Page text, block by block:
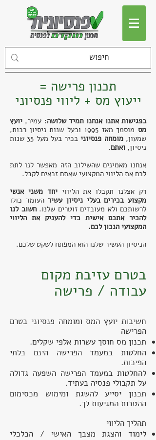
תכנון פרישה =
ייעוץ מס + ליווי פנסיוני
בפגישות אתנו אנחנו תמיד שלושה: עמיר, יועץ
מסמוסמך מאז 1995 ו
בעל שנות ניסיון רבות,
שמעון,מומחה פנסיוני
בכיר בעל מעל 35 שנות
ניסיון, ואתם.
אנחנו מאמינים שהשילוב הזה מאפשר לנו לתת
לכם את הליווי המקצועי שאתם זכאים לקבל.
רק אצלנו תקבלו את הליווייחד משני אנשי
מקצוע בכירים בעלי ניסיון עשיר העומד כולו
לרשותכם ולא מעובדים זוטרים שלנו.חשוב לנו
להכיר אתכם אישית כדי להעניק את הליווי
המקצועי הנכון לכם.
הניסיון העשיר שלנו הוא המפתח לשקט שלכם.
בטרם עזיבת מקום
עבודה / פרישה
חשיבות יועץ המס ומומחה פנסיוני בטרם
הפרישה
תכנון מס חוסך עשרות אלפי שקלים.
החלטות במעמד הפרישה הינם בלתי
הפיכות.
להחלטות במעמד הפרישה השפעה גדולה
על תקבולי פנסיה בעתיד.
תכנון יסייע להשגת ומימוש מכסימום
ההטבות המגיעות לך.
תהליך הליווי
לימוד והצגת מצבך האישי / הכלכלי